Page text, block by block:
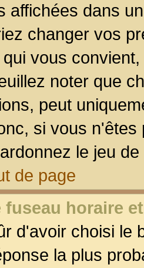
affichées dans
changer vos
vous
noter que
peut
si vous
le jeu
de page
fuseau horaire
d'avoir choisi le
la plus